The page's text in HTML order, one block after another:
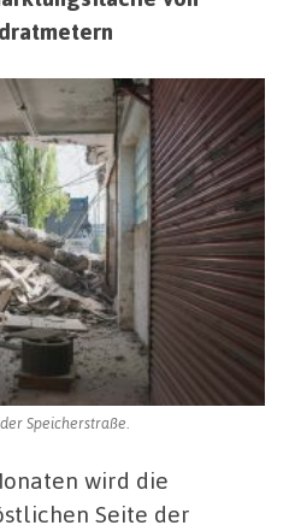
Speicherstraße.
wird die
Seite der